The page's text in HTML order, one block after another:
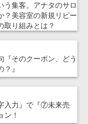
う集客。アナタのサロ
？美容室の新規リピー
取り組みとは？
『そのクーポン、どう
』
入力』で『⑦未来売
ン！